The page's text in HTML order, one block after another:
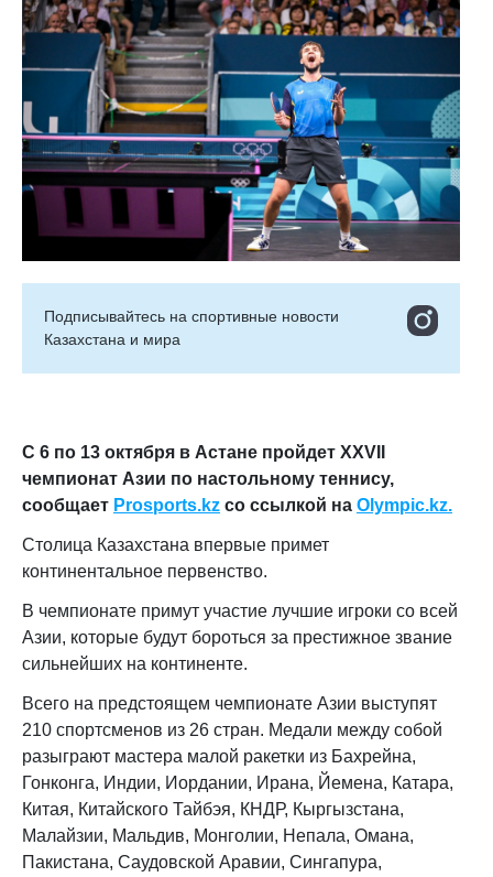
Подписывайтесь на cпортивные новости
Казахстана и мира
С 6 по 13 октября в Астане пройдет XXVII
чемпионат Азии по настольному теннису,
сообщает Prosports.kz со ссылкой на Olympic.kz.
Столица Казахстана впервые примет
континентальное первенство.
В чемпионате примут участие лучшие игроки со всей
Азии, которые будут бороться за престижное звание
сильнейших на континенте.
Всего на предстоящем чемпионате Азии выступят
210 спортсменов из 26 стран. Медали между собой
разыграют мастера малой ракетки из Бахрейна,
Гонконга, Индии, Иордании, Ирана, Йемена, Катара,
Китая, Китайского Тайбэя, КНДР, Кыргызстана,
Малайзии, Мальдив, Монголии, Непала, Омана,
Пакистана, Саудовской Аравии, Сингапура,